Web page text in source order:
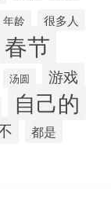
年龄
很多人
春节
汤圆 游戏
自己的
都是